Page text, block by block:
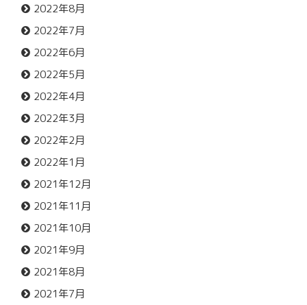
2022年8月
2022年7月
2022年6月
2022年5月
2022年4月
2022年3月
2022年2月
2022年1月
2021年12月
2021年11月
2021年10月
2021年9月
2021年8月
2021年7月